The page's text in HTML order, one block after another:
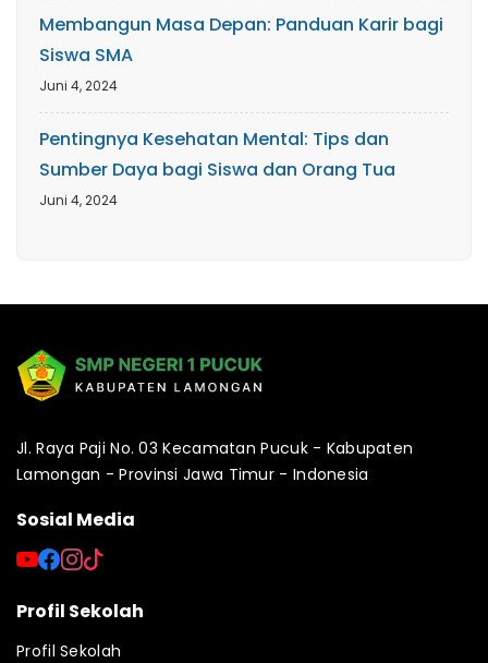
Membangun Masa Depan: Panduan Karir bagi
Siswa SMA
Juni 4, 2024
Pentingnya Kesehatan Mental: Tips dan
Sumber Daya bagi Siswa dan Orang Tua
Juni 4, 2024
Jl. Raya Paji No. 03 Kecamatan Pucuk - Kabupaten
Lamongan - Provinsi Jawa Timur - Indonesia
Sosial Media
Profil Sekolah
Profil Sekolah